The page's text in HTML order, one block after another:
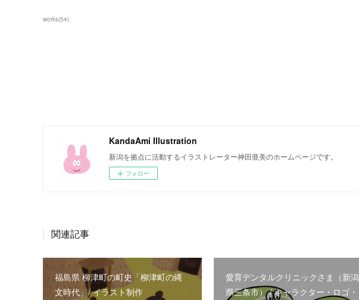
works(54)
KandaAmi Illustration
新潟を拠点に活動するイラストレーター神田亜美のホームページです。
フォロー
関連記事
福島県 柳津町の町史「柳津町の縄
文時代」/ イラスト制作
愛育デンタルクリニックさま（新潟
県三条市） / キャラクター・ロゴ・